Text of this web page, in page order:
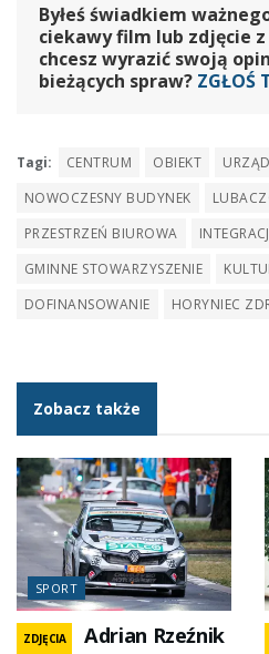
Byłeś świadkiem
ciekawy film lub zdjęcie z
chcesz wyrazić swoją
bieżących spraw? ZGŁOŚ
Tagi: CENTRUM OBIEKT
NOWOCZESNY BUDYNEK
PRZESTRZEŃ BIUROWA
GMINNE STOWARZYSZENIE
DOFINANSOWANIE
HORYNIEC
Zobacz także
SPORT
ZDJĘCIA
Adrian Rzeźnik